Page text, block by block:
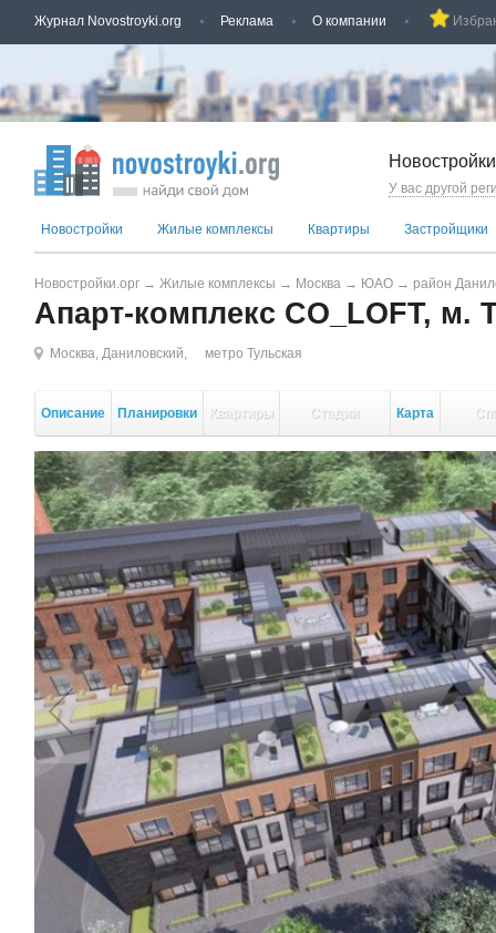
Журнал Novostroyki.org Реклама О компании
У вас другой
Новостройки Жилые комплексы Квартиры Застройщики
Новостройки.орг → Жилые комплексы → Москва → ЮАО → район
Апарт-комплекс CO_LOFT, м.
Москва, Даниловский, метро Тульская
Описание Планировки Квартиры Стадии
стройки
Карта